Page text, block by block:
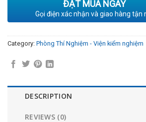
ĐẶT MUA NGAY
Gọi điện xác nhận và giao hàng tận
Category: Phòng Thí Nghiệm - Viện kiểm nghiệm
DESCRIPTION
REVIEWS (0)